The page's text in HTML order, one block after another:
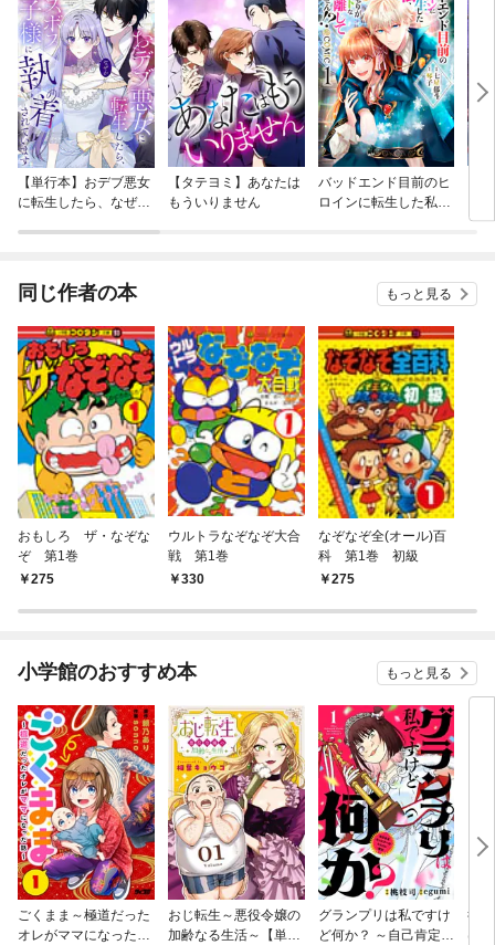
【単行本】おデブ悪女
に転生したら、なぜか
【タテヨミ】あなたは
もういりません
バッドエンド目前のヒ
ロインに転生した私、
同じ作者の本 もっと見る
おもしろ ザ・なぞな
ぞ 第1巻
275
ウルトラなぞなぞ大合
戦 第1巻
330
なぞなぞ全(オール)百
科 第1巻 初級
275
小学館のおすすめ本 もっと見る
ごくまま～極道だった
オレがママになった話
おじ転生～悪役令嬢の
加齢なる生活～【単
グランプリは私ですけ
ど何か？ ～自己肯定モ
後
は